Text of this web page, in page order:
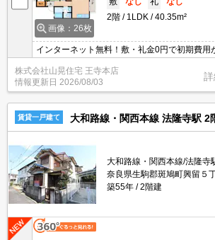
画像：26枚
2階
1LDK 40.35m²
インターネット無料！敷・礼金0円で初期費
株式会社山晃住宅 王寺本店
情報更新日 2026/08/03
賃貸一戸建て 大和路線・関西本線 法隆寺駅 2
大和路線・関西本線/法隆寺
奈良県生駒郡斑鳩町興留５
築55年
2階建